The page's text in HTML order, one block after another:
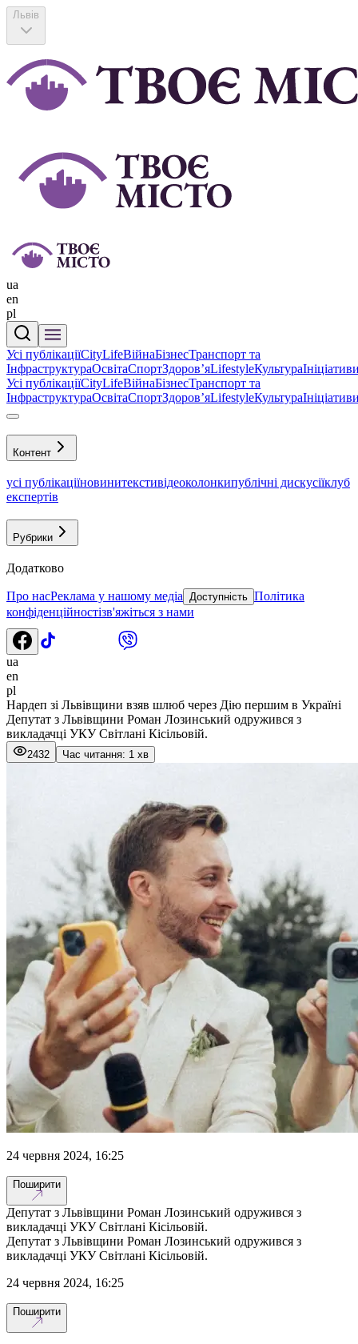
Львів
ua
en
pl
Усі публікаціїCityLifeВійнаБізнесТранспорт та
ІнфраструктураОсвітаСпортЗдоровʼяLifestyleКультура
Усі публікаціїCityLifeВійнаБізнесТранспорт та
ІнфраструктураОсвітаСпортЗдоровʼяLifestyleКультура
Контент
усі публікаціїновинитекстивідеоколонкипублічні дискусіїклуб
експертів
Рубрики
Додатково
Про насРеклама у нашому медіа Доступність Політика
конфіденційностізв'яжіться з нами
ua
en
pl
Нардеп зі Львівщини взяв шлюб через Дію першим в Україні
Депутат з Львівщини Роман Лозинський одружився з
викладачці УКУ Світлані Кісільовій.
2432 Час читання: 1 хв
24 червня 2024, 16:25
Поширити
Депутат з Львівщини Роман Лозинський одружився з
викладачці УКУ Світлані Кісільовій.
Депутат з Львівщини Роман Лозинський одружився з
викладачці УКУ Світлані Кісільовій.
24 червня 2024, 16:25
Поширити